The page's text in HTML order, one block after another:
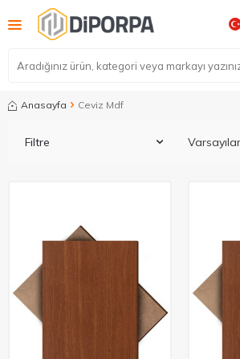
Anasayfa Ceviz Mdf
Filtre